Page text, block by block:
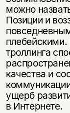
можно
Позиции и
троллинга
качества и
ущерб
в Интернете.